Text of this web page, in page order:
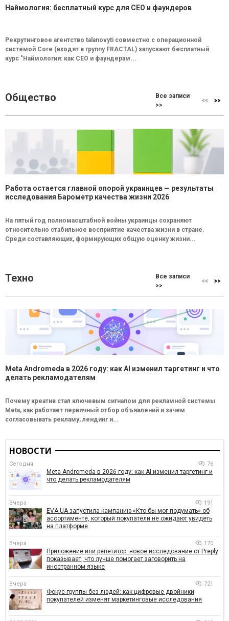
Наймология: бесплатный курс для CEO и фаундеров
Рекрутинговое агентство talanovyti совместно с операционной
системой Core (входят в группу FRACTAL) запускают бесплатный
курс "Наймология: как СEO и фаундерам...
Общество
Все записи
>>
Работа остается главной опорой украинцев — результаты
исследования Барометр качества жизни 2026
На пятый год полномасштабной войны украинцы сохраняют
относительно стабильное восприятие качества жизни в стране.
Среди составляющих, формирующих общую оценку жизни...
Техно
Все записи
>>
Meta Andromeda в 2026 году: как AI изменил таргетинг и что
делать рекламодателям
Почему креатив стал ключевым сигналом для рекламной системы
Meta, как работает первичный отбор объявлений и зачем
согласовывать рекламу, лендинг и...
НОВОСТИ
Сегодня 76
Meta Andromeda в 2026 году: как AI изменил таргетинг и
что делать рекламодателям
Вчера 191
EVA.UA запустила кампанию «Кто бы мог подумать» об
ассортименте, который покупатели не ожидают увидеть
на платформе
Вчера 170
Приложение или репетитор: новое исследование от Preply
показывает, что лучше помогает заговорить на
иностранном языке
Вчера 721
Фокус-группы без людей: как цифровые двойники
покупателей изменят маркетинговые исследования